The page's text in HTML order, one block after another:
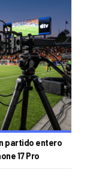
partido entero
17 Pro